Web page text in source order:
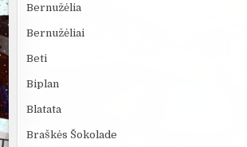
Bernužėlia
Bernužėliai
Beti
Biplan
Blatata
Braškės Šokolade